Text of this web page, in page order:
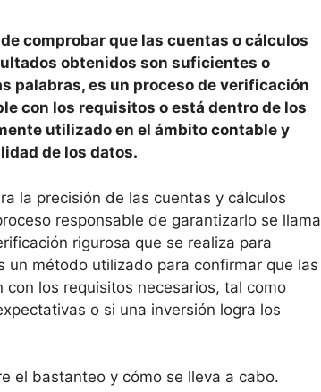
de comprobar que las cuentas o cálculos
obtenidos son suficientes o
palabras, es un proceso de verificación
con los requisitos o está dentro de los
utilizado en el ámbito contable y
de los datos.
la precisión de las cuentas y cálculos
responsable de garantizarlo se llama
rigurosa que se realiza para
un método utilizado para confirmar que las
los requisitos necesarios, tal como
o si una inversión logra los
el bastanteo y cómo se lleva a cabo.